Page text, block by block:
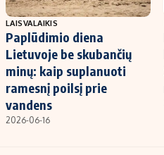
LAISVALAIKIS
Paplūdimio diena
Lietuvoje be skubančių
minų: kaip suplanuoti
ramesnį poilsį prie
vandens
2026-06-16